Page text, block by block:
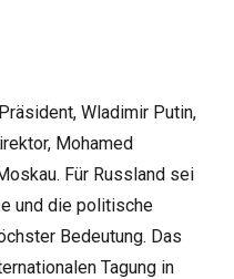
Wladimir Putin,
Mohamed
Für Russland sei
und die politische
Bedeutung. Das
Tagung in